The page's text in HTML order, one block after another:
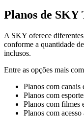
Planos de SKY
A SKY oferece
conforme a quantidade
inclusos.
Entre as opções mais
Planos com canais
Planos com
Planos com filmes
Planos com